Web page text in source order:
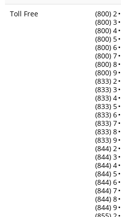
Toll Free
(800) 2•
(800) 3•
(800) 4•
(800) 5•
(800) 6•
(800) 7•
(800) 8•
(800) 9•
(833) 2•
(833) 3•
(833) 4•
(833) 5•
(833) 6•
(833) 7•
(833) 8•
(833) 9•
(844) 2•
(844) 3•
(844) 4•
(844) 5•
(844) 6•
(844) 7•
(844) 8•
(844) 9•